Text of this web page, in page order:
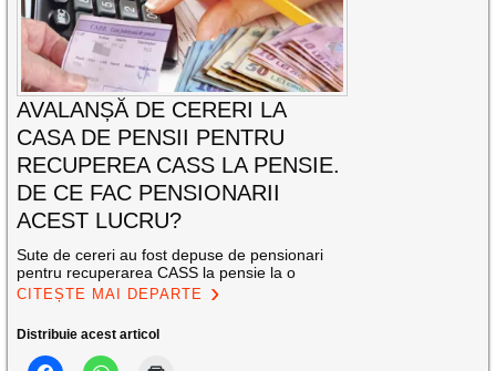
AVALANȘĂ DE CERERI LA
CASA DE PENSII PENTRU
RECUPEREA CASS LA PENSIE.
DE CE FAC PENSIONARII
ACEST LUCRU?
Sute de cereri au fost depuse de pensionari
pentru recuperarea CASS la pensie la o
CITEȘTE MAI DEPARTE
Distribuie acest articol